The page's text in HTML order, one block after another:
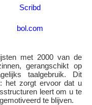
Scribd
bol.com
met 2000 van de
gerangschikt op
taalgebruik. Dit
het zorgt ervoor dat u
leert om u te
te blijven.